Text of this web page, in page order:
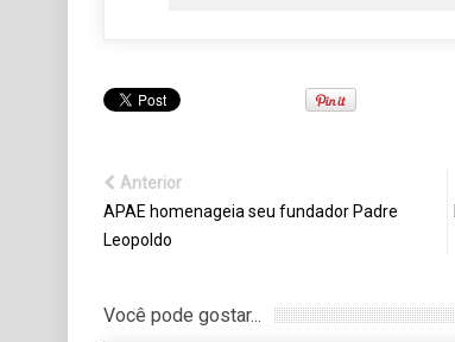
Anterior
APAE homenageia seu fundador Padre
Leopoldo
Você pode gostar...